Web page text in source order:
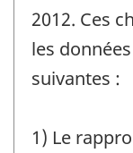
2012. Ces
les
suivantes :
1) Le